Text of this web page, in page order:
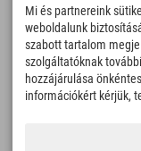
Felfedezős pillanatok
166
Hegyi tavak és
élményfürdők
8.991km
Mi és partnereink
weboldalunk
szabott tartalom
szolgáltatóknak
hozzájárulása
információkért kérjük,